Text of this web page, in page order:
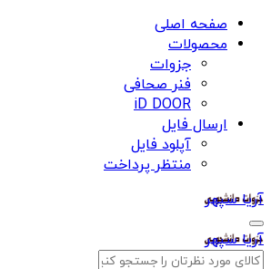
صفحه اصلی
محصولات
جزوات
فنر صحافی
iD DOOR
ارسال فایل
آپلود فایل
منتظر پرداخت
آریا سپهر
آریا سپهر